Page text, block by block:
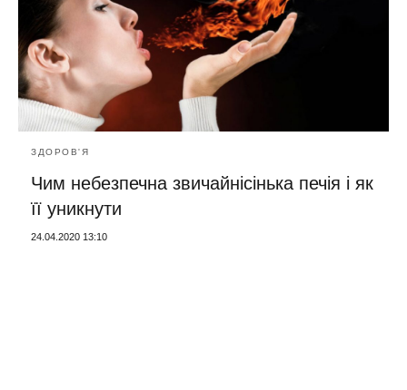
ЗДОРОВ'Я
Чим небезпечна звичайнісінька печія і як
її уникнути
24.04.2020 13:10